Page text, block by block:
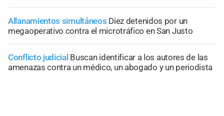
Allanamientos simultáneos Diez detenidos por un
megaoperativo contra el microtráfico en San Justo
Conflicto judicial Buscan identificar a los autores de las
amenazas contra un médico, un abogado y un periodista